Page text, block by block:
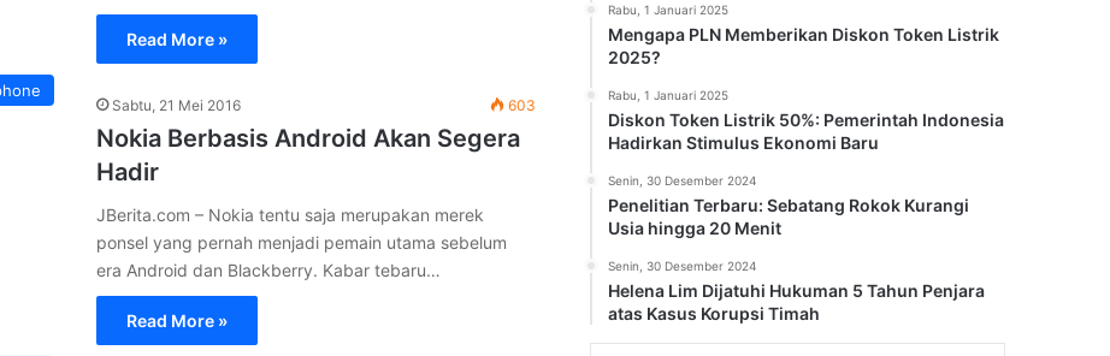
Read More »
Sabtu, 21 Mei 2016 603
Nokia Berbasis Android Akan Segera
Hadir
JBerita.com – Nokia tentu saja merupakan merek
ponsel yang pernah menjadi pemain utama sebelum
era Android dan Blackberry. Kabar tebaru…
Read More »
Rabu, 1 Januari 2025
Mengapa PLN Memberikan Diskon Token Listrik
2025?
Rabu, 1 Januari 2025
Diskon Token Listrik 50%: Pemerintah Indonesia
Hadirkan Stimulus Ekonomi Baru
Senin, 30 Desember 2024
Penelitian Terbaru: Sebatang Rokok Kurangi
Usia hingga 20 Menit
Senin, 30 Desember 2024
Helena Lim Dijatuhi Hukuman 5 Tahun Penjara
atas Kasus Korupsi Timah